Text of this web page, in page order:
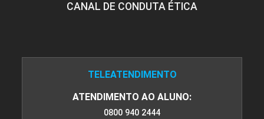
CANAL DE CONDUTA ÉTICA
TELEATENDIMENTO
ATENDIMENTO AO ALUNO:
0800 940 2444